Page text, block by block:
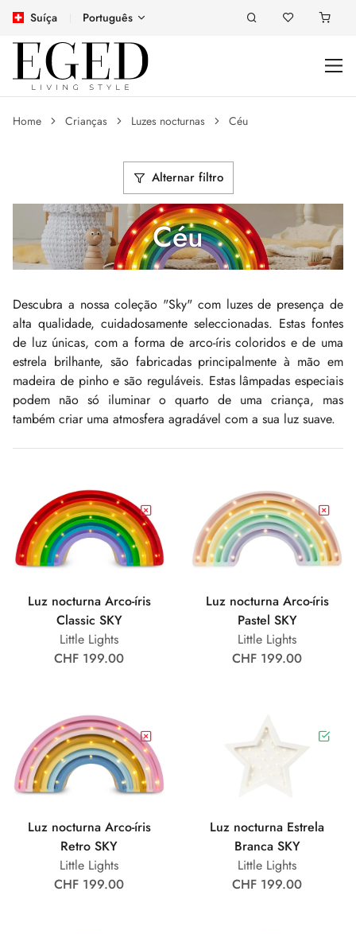
Suíça Português
Home Crianças Luzes nocturnas Céu
Alternar filtro
Céu
Descubra a nossa coleção "Sky" com luzes de presença de
alta qualidade, cuidadosamente seleccionadas. Estas fontes
de luz únicas, com a forma de arco-íris coloridos e de uma
estrela brilhante, são fabricadas principalmente à mão em
madeira de pinho e são reguláveis. Estas lâmpadas especiais
podem não só iluminar o quarto de uma criança, mas
também criar uma atmosfera agradável com a sua luz suave.
Luz nocturna Arco-íris
Classic SKY
Little Lights
CHF 199.00
Luz nocturna Arco-íris
Pastel SKY
Little Lights
CHF 199.00
Luz nocturna Arco-íris
Retro SKY
Little Lights
CHF 199.00
Luz nocturna Estrela
Branca SKY
Little Lights
CHF 199.00